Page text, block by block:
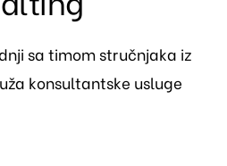
sa timom stručnjaka iz
konsultantske usluge